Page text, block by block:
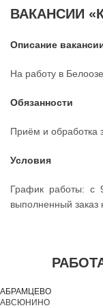
ВАКАНСИИ
Описание
На работу в
Обязанности
Приём и обработка
Условия
График работы: с
выполненный заказ
АБРАМЦЕВО
АВСЮНИНО